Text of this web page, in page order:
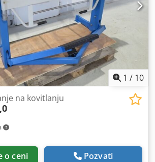
1 / 10
na kovitlanju
o ceni Pozvati